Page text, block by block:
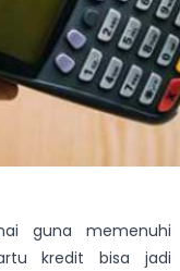
guna memenuhi
kredit bisa jadi